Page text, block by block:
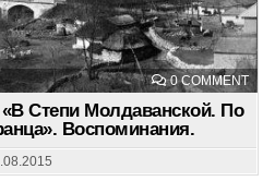
0 COMMENT
Степи Молдаванской. По
Воспоминания.